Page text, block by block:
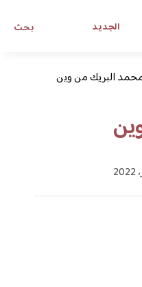
بحث الجديد
العصرية
يهمك
البريك من وين